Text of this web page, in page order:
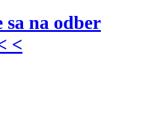
sa na odber
<